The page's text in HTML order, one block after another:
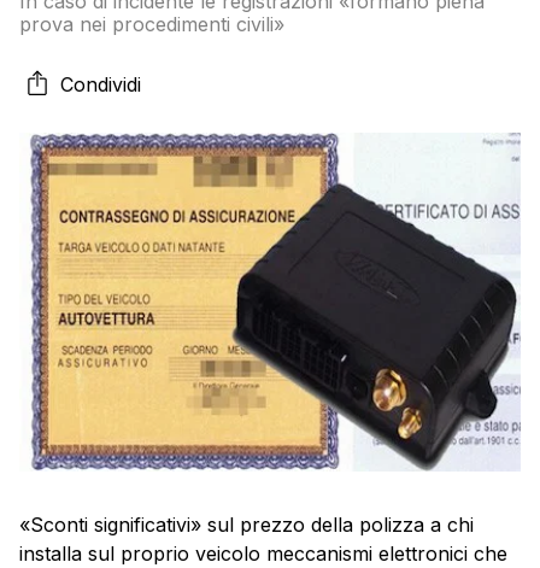
prova nei procedimenti civili»
Condividi
«Sconti significativi» sul prezzo della polizza a chi
installa sul proprio veicolo meccanismi elettronici che